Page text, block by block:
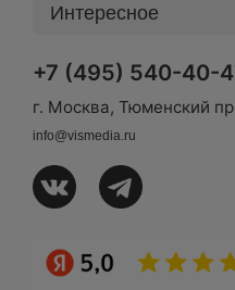
Интересное
+7 (495) 540-40-
г. Москва, Тюменский
info@vismedia.ru